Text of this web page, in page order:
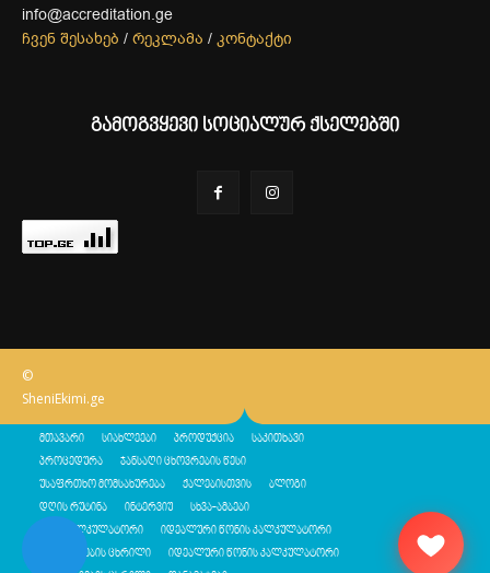
info@accreditation.ge
ჩვენ შესახებ / რეკლამა / კონტაქტი
გამოგვყევი სოციალურ ქსელებში
©
SheniEkimi.ge
მთავარი სიახლეები პროდუქცია საკითხავი
პროცედურა ჯანსაღი ცხოვრების წესი
უსაფრთხო მომსახურება ქალებისთვის ბლოგი
დღის რუტინა ინტერვიუ სხვა-ამბები
შენი კალკულატორი იდეალური წონის კალკულატორი
კალორიების ცხრილი იდეალური წონის კალკულატორი